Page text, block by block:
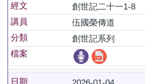
經文
創世記二十一1-8
講員
伍國榮傳道
分類
創世記系列
檔案
日期